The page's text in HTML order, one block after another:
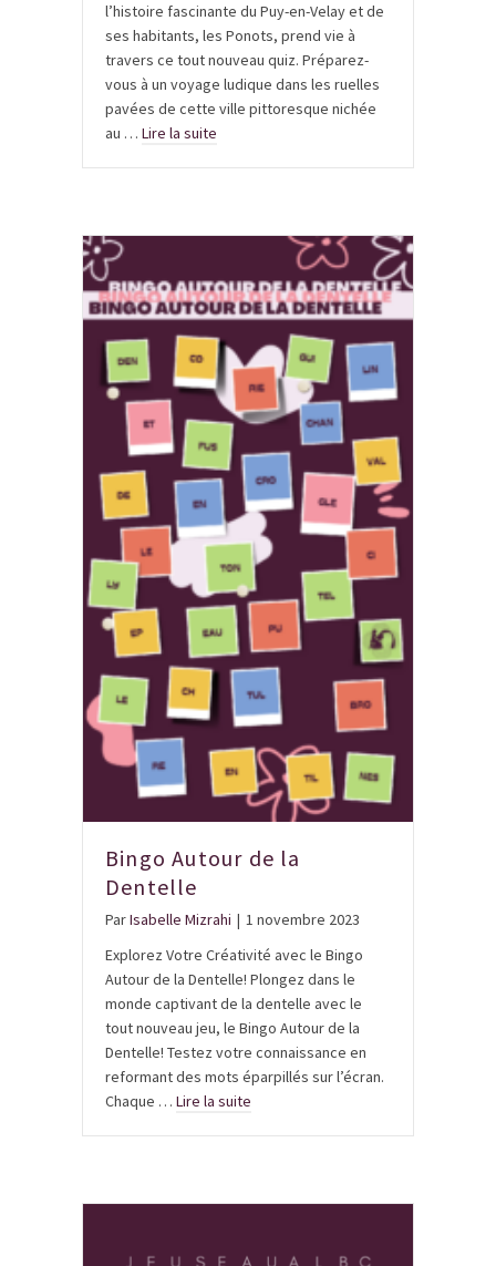
l’histoire fascinante du Puy-en-Velay et de
ses habitants, les Ponots, prend vie à
travers ce tout nouveau quiz. Préparez-
vous à un voyage ludique dans les ruelles
pavées de cette ville pittoresque nichée
au … Lire la suite
Bingo Autour de la
Dentelle
ParIsabelle Mizrahi | 1 novembre 2023
Explorez Votre Créativité avec le Bingo
Autour de la Dentelle! Plongez dans le
monde captivant de la dentelle avec le
tout nouveau jeu, le Bingo Autour de la
Dentelle! Testez votre connaissance en
reformant des mots éparpillés sur l’écran.
Chaque … Lire la suite